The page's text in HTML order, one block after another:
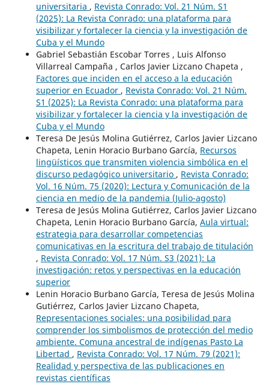
universitaria , Revista Conrado: Vol. 21 Núm. S1
(2025): La Revista Conrado: una plataforma para
visibilizar y fortalecer la ciencia y la investigación de
Cuba y el Mundo
Gabriel Sebastián Escobar Torres , Luis Alfonso
Villarreal Campaña , Carlos Javier Lizcano Chapeta ,
Factores que inciden en el acceso a la educación
superior en Ecuador , Revista Conrado: Vol. 21 Núm.
S1 (2025): La Revista Conrado: una plataforma para
visibilizar y fortalecer la ciencia y la investigación de
Cuba y el Mundo
Teresa De Jesús Molina Gutiérrez, Carlos Javier Lizcano
Chapeta, Lenin Horacio Burbano García, Recursos
lingüísticos que transmiten violencia simbólica en el
discurso pedagógico universitario , Revista Conrado:
Vol. 16 Núm. 75 (2020): Lectura y Comunicación de la
ciencia en medio de la pandemia (Julio-agosto)
Teresa de Jesús Molina Gutiérrez, Carlos Javier Lizcano
Chapeta, Lenin Horacio Burbano García, Aula virtual:
estrategia para desarrollar competencias
comunicativas en la escritura del trabajo de titulación
, Revista Conrado: Vol. 17 Núm. S3 (2021): La
investigación: retos y perspectivas en la educación
superior
Lenin Horacio Burbano García, Teresa de Jesús Molina
Gutiérrez, Carlos Javier Lizcano Chapeta,
Representaciones sociales: una posibilidad para
comprender los simbolismos de protección del medio
ambiente. Comuna ancestral de indígenas Pasto La
Libertad , Revista Conrado: Vol. 17 Núm. 79 (2021):
Realidad y perspectiva de las publicaciones en
revistas científicas